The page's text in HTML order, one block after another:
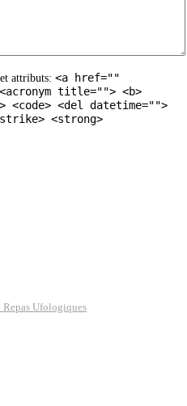
attributs: <a href=""
title=""> <b>
<del datetime="">
<strong>
Repas Ufologiques